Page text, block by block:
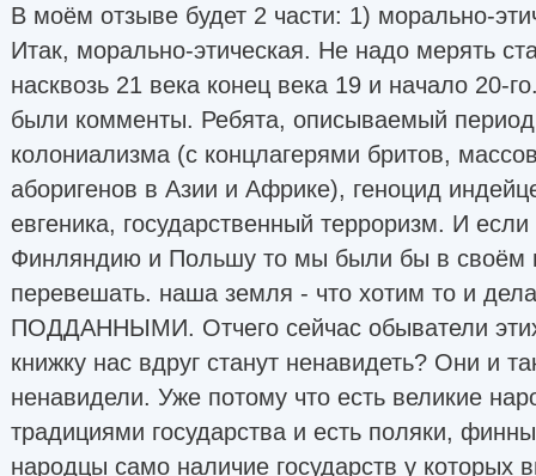
В моём отзыве будет 2 части: 1) морально-
Итак, морально-этическая. Не надо мерять
насквозь 21 века конец века 19 и начало 20-
были комменты. Ребята, описываемый период
колониализма (с концлагерями бритов,
аборигенов в Азии и Африке), геноцид
евгеника, государственный терроризм. И
Финляндию и Польшу то мы были бы в своём
перевешать. наша земля - что хотим то и
ПОДДАННЫМИ. Отчего сейчас обыватели этих
книжку нас вдруг станут ненавидеть? Они и
ненавидели. Уже потому что есть великие
традициями государства и есть поляки,
народцы само наличие государств у которых